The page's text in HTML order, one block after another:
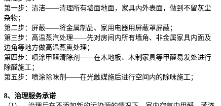
第一步：清洁——清理所有墙面地面，家具内外表面，做到不留灰尘
杂物；
第二步：屏蔽——将金属制品、家用电器用屏蔽罩屏蔽；
第三步：高温蒸汽处理——先对房间内所有墙角、非金属家具内面及
边角等地方做高温蒸熏处理；
第四步：喷涂甲醛清除剂——在木地板、木制家具等甲醛易发处进行
除醛施工；
第五步：喷涂除味剂——在光触媒施后进行空间内的除味施工；
8、治理服务承诺